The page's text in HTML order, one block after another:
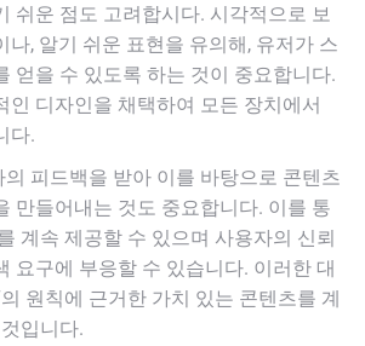
쉬운 점도 고려합시다. 시각적으로 보
나, 알기 쉬운 표현을 유의해, 유저가 스
얻을 수 있도록 하는 것이 중요합니다.
인 디자인을 채택하여 모든 장치에서
다.
피드백을 받아 이를 바탕으로 콘텐츠
만들어내는 것도 중요합니다. 이를 통
계속 제공할 수 있으며 사용자의 신뢰
요구에 부응할 수 있습니다. 이러한 대
원칙에 근거한 가치 있는 콘텐츠를 계
입니다.